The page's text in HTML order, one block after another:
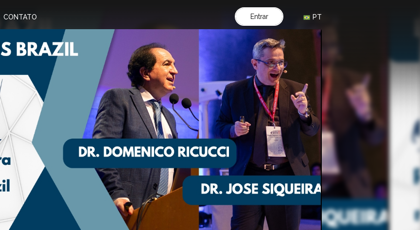
CONTATO PT
Entrar